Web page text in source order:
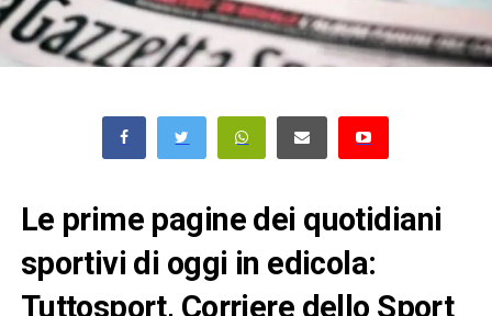
Le prime pagine dei quotidiani
sportivi di oggi in edicola:
Tuttosport, Corriere dello Sport